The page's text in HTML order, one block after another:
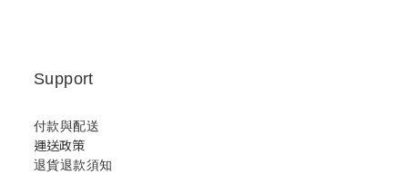
Support
付款與配送
運送政策
退貨退款須知